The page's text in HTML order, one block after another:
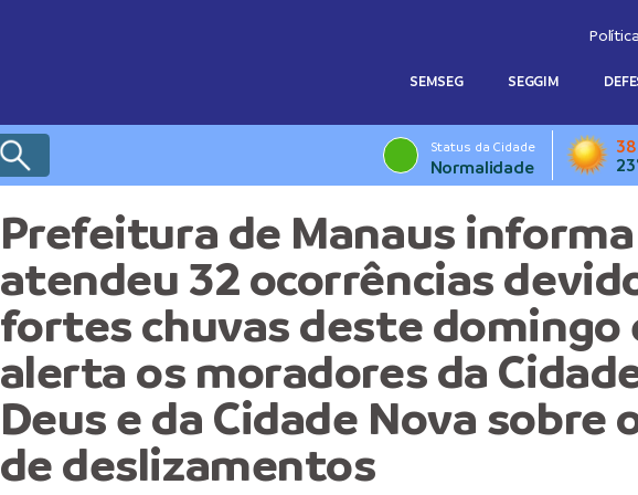
SEMSEG SEGGIM
Status da Cidade
Normalidade
Prefeitura de Manaus
atendeu 32 ocorrências
fortes chuvas deste domingo
alerta os moradores da
Deus e da Cidade Nova sobre
de deslizamentos